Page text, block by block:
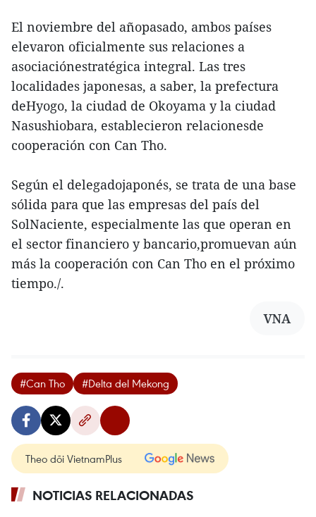
El noviembre del añopasado, ambos países
elevaron oficialmente sus relaciones a
asociaciónestratégica integral. Las tres
localidades japonesas, a saber, la prefectura
deHyogo, la ciudad de Okoyama y la ciudad
Nasushiobara, establecieron relacionesde
cooperación con Can Tho.
Según el delegadojaponés, se trata de una base
sólida para que las empresas del país del
SolNaciente, especialmente las que operan en
el sector financiero y bancario,promuevan aún
más la cooperación con Can Tho en el próximo
tiempo./.
VNA
#Can Tho #Delta del Mekong
Theo dõi VietnamPlus
NOTICIAS RELACIONADAS